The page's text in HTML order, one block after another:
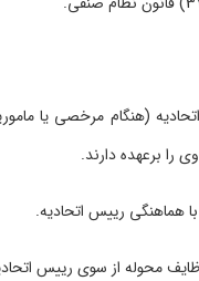
(هنگام مرخصی یا
برعهده دارند.
رییس اتحادیه.
محوله از سوی رییس